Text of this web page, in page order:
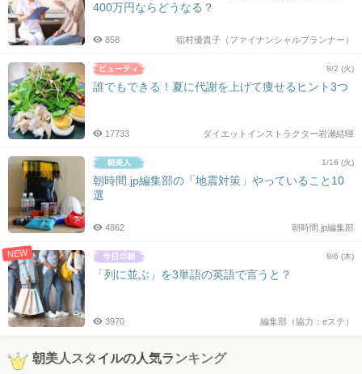
400万円ならどうなる？
稲村優貴子（ファイナンシャルプランナー）
858
8/2 (火)
誰でもできる！夏に代謝を上げて痩せるヒント3つ
ダイエットインストラクター岩瀬結暉
17733
1/16 (火)
朝時間.jp編集部の「地震対策」やっていること10
選
朝時間.jp編集部
4862
NEW 8/6 (木)
「列に並ぶ」を3単語の英語で言うと？
編集部（協力：eステ）
3970
朝美人スタイルの人気ランキング